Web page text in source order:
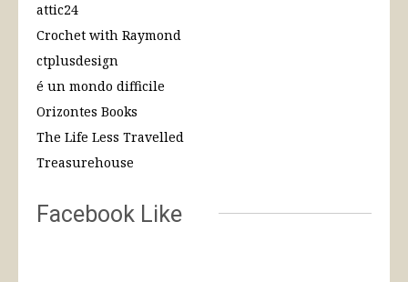
attic24
Crochet with Raymond
ctplusdesign
é un mondo difficile
Orizontes Books
The Life Less Travelled
Treasurehouse
Facebook Like